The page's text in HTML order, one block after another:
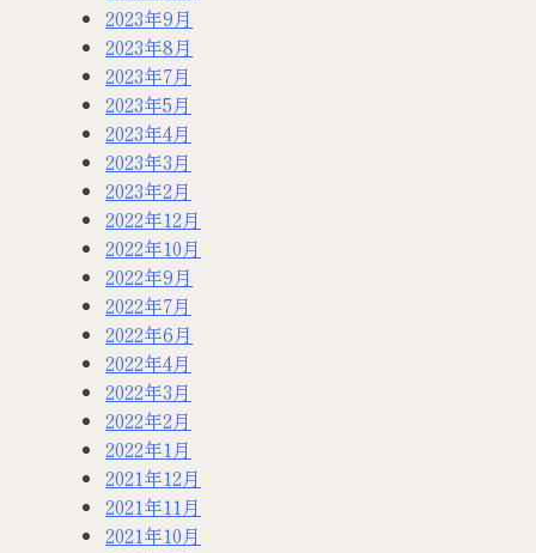
2023年9月
2023年8月
2023年7月
2023年5月
2023年4月
2023年3月
2023年2月
2022年12月
2022年10月
2022年9月
2022年7月
2022年6月
2022年4月
2022年3月
2022年2月
2022年1月
2021年12月
2021年11月
2021年10月